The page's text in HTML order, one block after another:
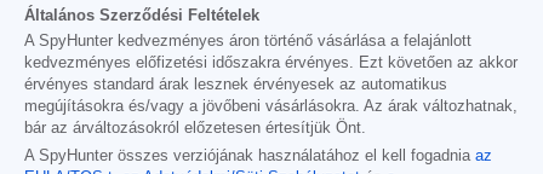
Általános Szerződési Feltételek
A SpyHunter kedvezményes áron történő vásárlása a felajánlott
kedvezményes előfizetési időszakra érvényes. Ezt követően az akkor
érvényes standard árak lesznek érvényesek az automatikus
megújításokra és/vagy a jövőbeni vásárlásokra. Az árak változhatnak,
bár az árváltozásokról előzetesen értesítjük Önt.
A SpyHunter összes verziójának használatához el kell fogadnia az